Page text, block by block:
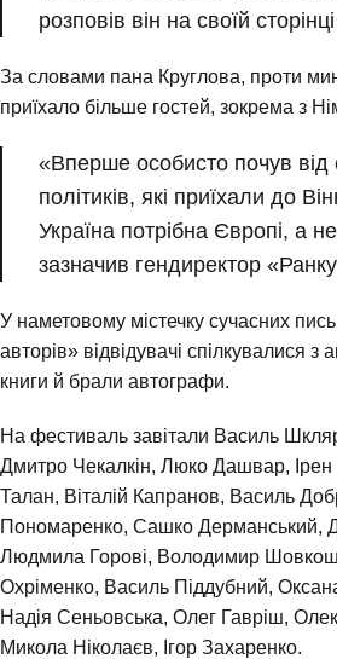
розповів він на своїй
За словами пана Круглова, проти
приїхало більше гостей, зокрема з
«Вперше особисто почув від
політиків, які приїхали до
Україна потрібна Європі, а
зазначив гендиректор
У наметовому містечку сучасних
авторів» відвідувачі спілкувалися з
книги й брали автографи.
На фестиваль завітали Василь
Дмитро Чекалкін, Люко Дашвар, Ірен
Талан, Віталій Капранов, Василь
Пономаренко, Сашко Дерманський,
Людмила Горові, Володимир
Охріменко, Василь Піддубний,
Надія Сеньовська, Олег Гавріш,
Микола Ніколаєв, Ігор Захаренко.